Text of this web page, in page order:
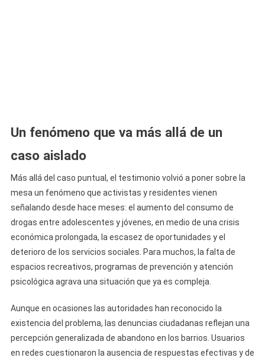
Un fenómeno que va más allá de un
caso aislado
Más allá del caso puntual, el testimonio volvió a poner sobre la
mesa un fenómeno que activistas y residentes vienen
señalando desde hace meses: el aumento del consumo de
drogas entre adolescentes y jóvenes, en medio de una crisis
económica prolongada, la escasez de oportunidades y el
deterioro de los servicios sociales. Para muchos, la falta de
espacios recreativos, programas de prevención y atención
psicológica agrava una situación que ya es compleja.
Aunque en ocasiones las autoridades han reconocido la
existencia del problema, las denuncias ciudadanas reflejan una
percepción generalizada de abandono en los barrios. Usuarios
en redes cuestionaron la ausencia de respuestas efectivas y de